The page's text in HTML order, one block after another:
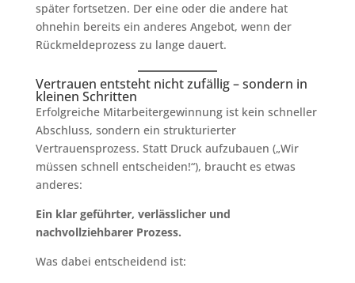
später fortsetzen. Der eine oder die andere hat
ohnehin bereits ein anderes Angebot, wenn der
Rückmeldeprozess zu lange dauert.
Vertrauen entsteht nicht zufällig – sondern in
kleinen Schritten
Erfolgreiche Mitarbeitergewinnung ist kein schneller
Abschluss, sondern ein strukturierter
Vertrauensprozess. Statt Druck aufzubauen („Wir
müssen schnell entscheiden!“), braucht es etwas
anderes:
Ein klar geführter, verlässlicher und
nachvollziehbarer Prozess.
Was dabei entscheidend ist: